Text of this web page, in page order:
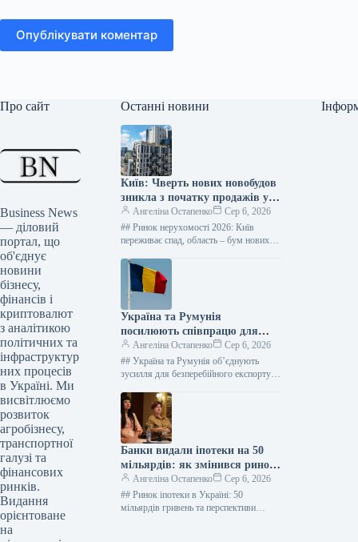
Опублікувати коментар
Про сайт
Business News
— діловий
портал, що
об'єднує
новини
бізнесу,
фінансів і
криптовалют
з аналітикою
політичних та
інфраструктур
них процесів
в Україні. Ми
висвітлюємо
розвиток
агробізнесу,
транспортної
галузі та
фінансових
ринків.
Видання
орієнтоване
на
Останні новини
Київ: Чверть нових новобудов
зникла з початку продажів у
2026 році – дані “ЛУН”
Ангеліна Остапенко
Сер 6, 2026
## Ринок нерухомості 2026: Київ
переживає спад, область – бум нових
Гришина Від початку 2026 року…
Україна та Румунія
посилюють співпрацю для
розширення логістики порту
Констанца
Ангеліна Остапенко
Сер 6, 2026
## Україна та Румунія об’єднують
зусилля для безперебійного експорту
стратегічний союзник ### Ключові
кроки для подолання…
Банки видали іпотеки на 50
мільярдів: як змінився ринок
кредитування
Ангеліна Остапенко
Сер 6, 2026
## Ринок іпотеки в Україні: 50
мільярдів гривень та перспективи